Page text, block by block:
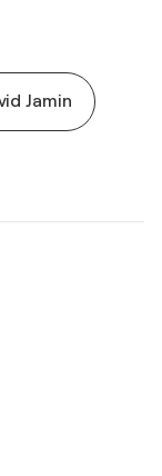
Jamin